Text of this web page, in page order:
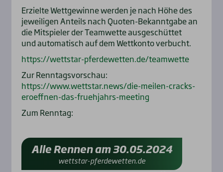
Erzielte Wettgewinne werden je nach Höhe des
jeweiligen Anteils nach Quoten-Bekanntgabe an
die Mitspieler der Teamwette ausgeschüttet
und automatisch auf dem Wettkonto verbucht.
https://wettstar-pferdewetten.de/teamwette
Zur Renntagsvorschau:
https://www.wettstar.news/die-meilen-cracks-
eroeffnen-das-fruehjahrs-meeting
Zum Renntag:
Alle Rennen am 30.05.2024
wettstar-pferdewetten.de